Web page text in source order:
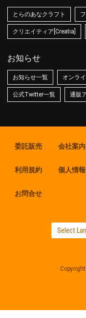
とらのあなクラフト
クリエイティア[Creatia]
お知らせ
お知らせ一覧 オンラ
公式Twitter一覧 通販
委託販売 会社案内
利用規約 個人情
お問合せ
Copyright